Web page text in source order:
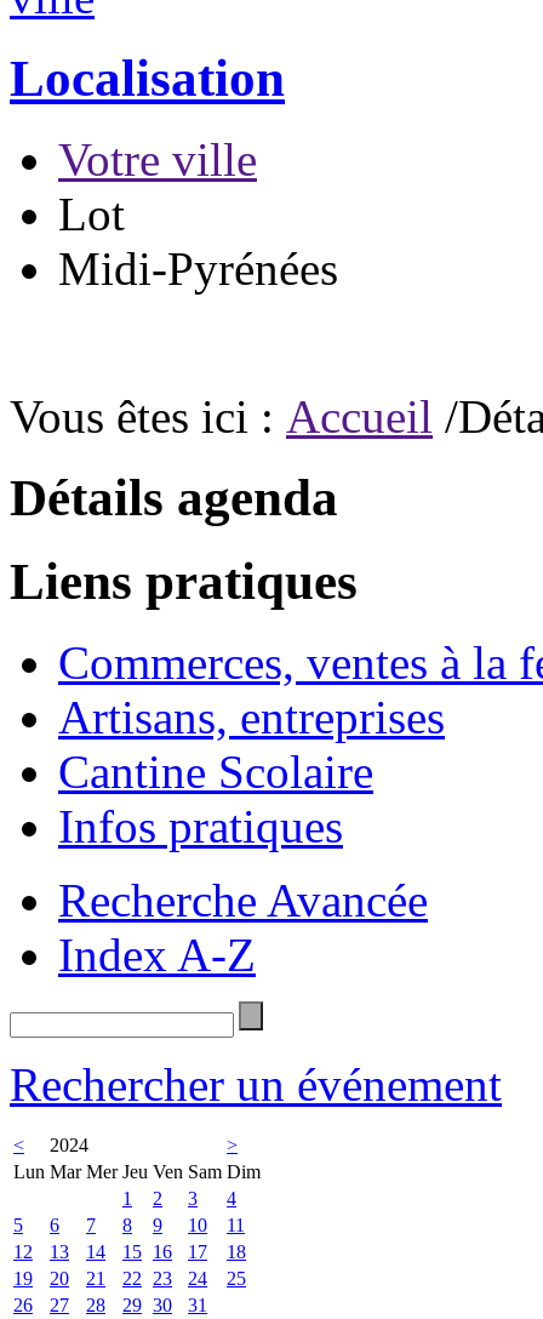
Localisation
Votre ville
Lot
Midi-Pyrénées
Vous êtes ici : Accueil /
Détails agenda
Liens pratiques
Commerces, ventes à la
Artisans, entreprises
Cantine Scolaire
Infos pratiques
Recherche Avancée
Index A-Z
Rechercher un événement
< 2024
>
Lun Mar Mer Jeu Ven Sam Dim
1
2 3
4
5
6 7 8 9 10
11
12
13 14 15 16 17
18
19
20 21 22 23 24
25
26
27 28 29 30 31